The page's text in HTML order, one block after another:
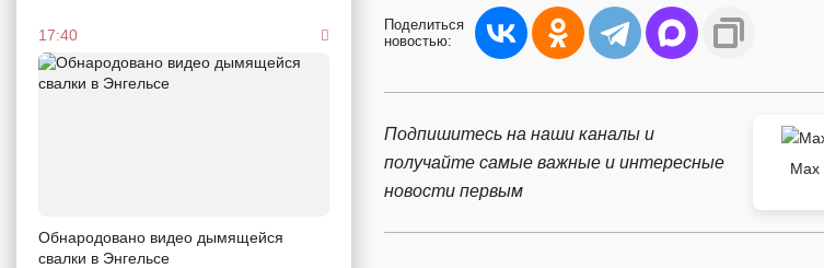
17:40
Обнародовано видео дымящейся
свалки в Энгельсе
Поделиться
новостью:
Подпишитесь на наши каналы и
получайте самые важные и интересные
новости первым
Max